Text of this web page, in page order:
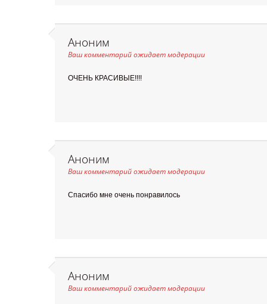
Аноним
Ваш комментарий ожидает модерации
ОЧЕНЬ КРАСИВЫЕ!!!!
Аноним
Ваш комментарий ожидает модерации
Спасибо мне очень понравилось
Аноним
Ваш комментарий ожидает модерации